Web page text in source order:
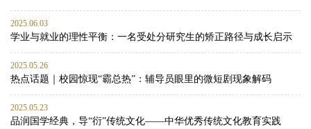
2025.06.03
学业与就业的理性平衡：一名受处分研究生的矫正路径与成长启示
2025.05.26
热点话题｜校园惊现“霸总热”：辅导员眼里的微短剧现象解码
2025.05.23
品润国学经典，导“衍”传统文化——中华优秀传统文化教育实践